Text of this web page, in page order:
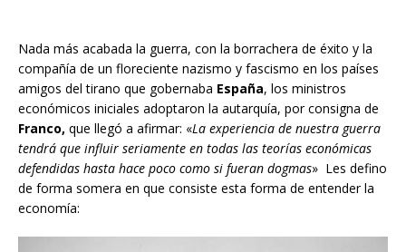
Nada más acabada la guerra, con la borrachera de éxito y la
compañía de un floreciente nazismo y fascismo en los países
amigos del tirano que gobernaba España, los ministros
económicos iniciales adoptaron la autarquía, por consigna de
Franco, que llegó a afirmar: «La experiencia de nuestra guerra
tendrá que influir seriamente en todas las teorías económicas
defendidas hasta hace poco como si fueran dogmas» Les defino
de forma somera en que consiste esta forma de entender la
economía: